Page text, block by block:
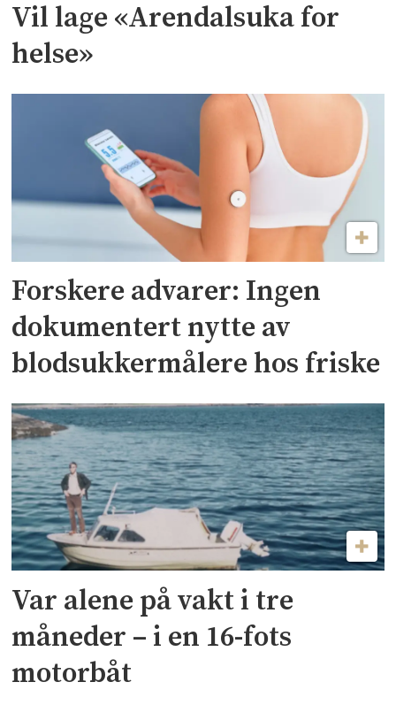
Vil lage «Arendalsuka for
helse»
Forskere advarer: Ingen
dokumentert nytte av
blodsukkermålere hos friske
Var alene på vakt i tre
måneder – i en 16-fots
motorbåt